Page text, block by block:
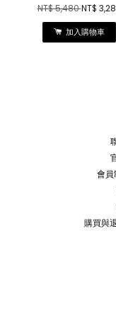
NT$ 5,480NT$
加入購物車
會員
購買與